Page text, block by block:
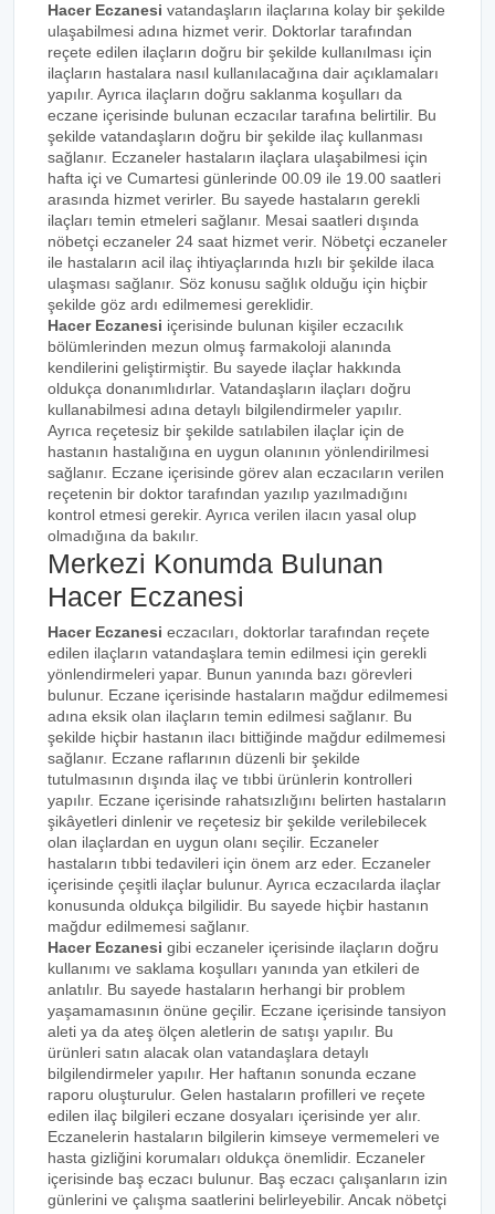
Hacer Eczanesi vatandaşların ilaçlarına kolay bir şekilde
ulaşabilmesi adına hizmet verir. Doktorlar tarafından
reçete edilen ilaçların doğru bir şekilde kullanılması için
ilaçların hastalara nasıl kullanılacağına dair açıklamaları
yapılır. Ayrıca ilaçların doğru saklanma koşulları da
eczane içerisinde bulunan eczacılar tarafına belirtilir. Bu
şekilde vatandaşların doğru bir şekilde ilaç kullanması
sağlanır. Eczaneler hastaların ilaçlara ulaşabilmesi için
hafta içi ve Cumartesi günlerinde 00.09 ile 19.00 saatleri
arasında hizmet verirler. Bu sayede hastaların gerekli
ilaçları temin etmeleri sağlanır. Mesai saatleri dışında
nöbetçi eczaneler 24 saat hizmet verir. Nöbetçi eczaneler
ile hastaların acil ilaç ihtiyaçlarında hızlı bir şekilde ilaca
ulaşması sağlanır. Söz konusu sağlık olduğu için hiçbir
şekilde göz ardı edilmemesi gereklidir.
Hacer Eczanesi içerisinde bulunan kişiler eczacılık
bölümlerinden mezun olmuş farmakoloji alanında
kendilerini geliştirmiştir. Bu sayede ilaçlar hakkında
oldukça donanımlıdırlar. Vatandaşların ilaçları doğru
kullanabilmesi adına detaylı bilgilendirmeler yapılır.
Ayrıca reçetesiz bir şekilde satılabilen ilaçlar için de
hastanın hastalığına en uygun olanının yönlendirilmesi
sağlanır. Eczane içerisinde görev alan eczacıların verilen
reçetenin bir doktor tarafından yazılıp yazılmadığını
kontrol etmesi gerekir. Ayrıca verilen ilacın yasal olup
olmadığına da bakılır.
Merkezi Konumda Bulunan
Hacer Eczanesi
Hacer Eczanesi eczacıları, doktorlar tarafından reçete
edilen ilaçların vatandaşlara temin edilmesi için gerekli
yönlendirmeleri yapar. Bunun yanında bazı görevleri
bulunur. Eczane içerisinde hastaların mağdur edilmemesi
adına eksik olan ilaçların temin edilmesi sağlanır. Bu
şekilde hiçbir hastanın ilacı bittiğinde mağdur edilmemesi
sağlanır. Eczane raflarının düzenli bir şekilde
tutulmasının dışında ilaç ve tıbbi ürünlerin kontrolleri
yapılır. Eczane içerisinde rahatsızlığını belirten hastaların
şikâyetleri dinlenir ve reçetesiz bir şekilde verilebilecek
olan ilaçlardan en uygun olanı seçilir. Eczaneler
hastaların tıbbi tedavileri için önem arz eder. Eczaneler
içerisinde çeşitli ilaçlar bulunur. Ayrıca eczacılarda ilaçlar
konusunda oldukça bilgilidir. Bu sayede hiçbir hastanın
mağdur edilmemesi sağlanır.
Hacer Eczanesi gibi eczaneler içerisinde ilaçların doğru
kullanımı ve saklama koşulları yanında yan etkileri de
anlatılır. Bu sayede hastaların herhangi bir problem
yaşamamasının önüne geçilir. Eczane içerisinde tansiyon
aleti ya da ateş ölçen aletlerin de satışı yapılır. Bu
ürünleri satın alacak olan vatandaşlara detaylı
bilgilendirmeler yapılır. Her haftanın sonunda eczane
raporu oluşturulur. Gelen hastaların profilleri ve reçete
edilen ilaç bilgileri eczane dosyaları içerisinde yer alır.
Eczanelerin hastaların bilgilerin kimseye vermemeleri ve
hasta gizliğini korumaları oldukça önemlidir. Eczaneler
içerisinde baş eczacı bulunur. Baş eczacı çalışanların izin
günlerini ve çalışma saatlerini belirleyebilir. Ancak nöbetçi